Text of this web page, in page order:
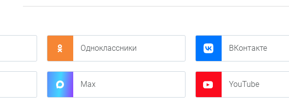
Одноклассники ВКонтакте
Max YouTube